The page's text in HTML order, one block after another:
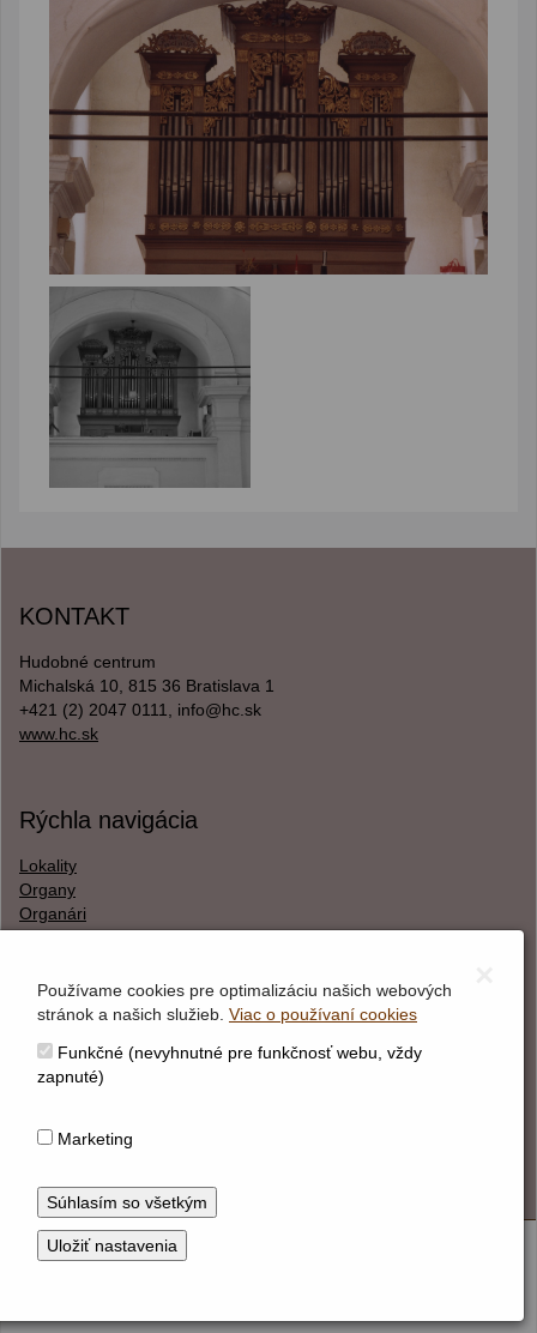
KONTAKT
Hudobné centrum
Michalská 10, 815 36 Bratislava 1
+421 (2) 2047 0111, info@hc.sk
www.hc.sk
Rýchla navigácia
Lokality
Organy
Organári
O webstránke
Správca obsahu
Vyhlásenie o cookies
© Hudobné centrum 2026
Používame cookies pre optimalizáciu našich webových
stránok a našich služieb. Viac o používaní cookies
Funkčné (nevyhnutné pre funkčnosť webu, vždy
zapnuté)
Marketing